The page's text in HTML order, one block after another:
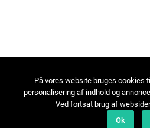
På vores website bruges cookies
personalisering af indhold og
Ved fortsat brug af
Ok